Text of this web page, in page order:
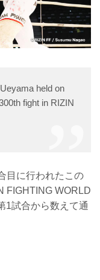
held on
fight in RIZIN
目に行われたこの
FIGHTING WORLD
1試合から数えて通